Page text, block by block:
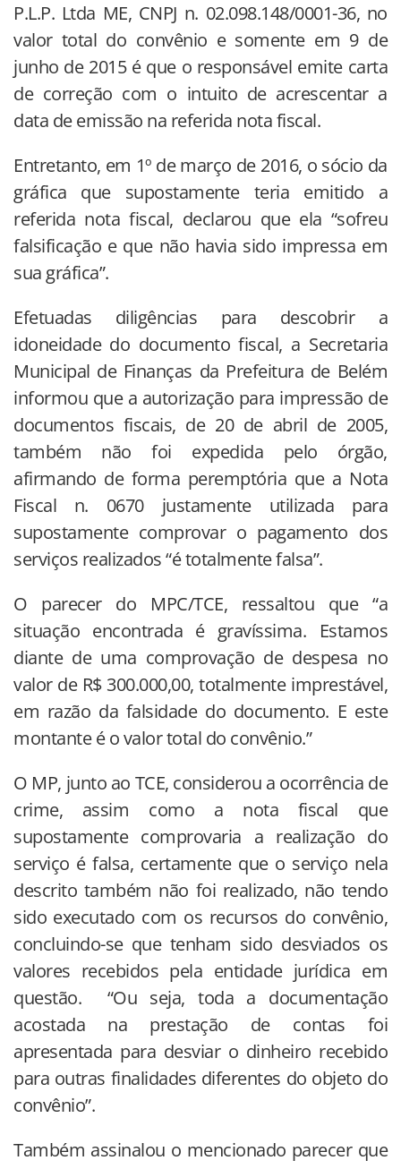
P.L.P. Ltda ME, CNPJ n. 02.098.148/0001-36, no
valor total do convênio e somente em 9 de
junho de 2015 é que o responsável emite carta
de correção com o intuito de acrescentar a
data de emissão na referida nota fiscal.
Entretanto, em 1º de março de 2016, o sócio da
gráfica que supostamente teria emitido a
referida nota fiscal, declarou que ela “sofreu
falsificação e que não havia sido impressa em
sua gráfica”.
Efetuadas diligências para descobrir a
idoneidade do documento fiscal, a Secretaria
Municipal de Finanças da Prefeitura de Belém
informou que a autorização para impressão de
documentos fiscais, de 20 de abril de 2005,
também não foi expedida pelo órgão,
afirmando de forma peremptória que a Nota
Fiscal n. 0670 justamente utilizada para
supostamente comprovar o pagamento dos
serviços realizados “é totalmente falsa”.
O parecer do MPC/TCE, ressaltou que “a
situação encontrada é gravíssima. Estamos
diante de uma comprovação de despesa no
valor de R$ 300.000,00, totalmente imprestável,
em razão da falsidade do documento. E este
montante é o valor total do convênio.”
O MP, junto ao TCE, considerou a ocorrência de
crime, assim como a nota fiscal que
supostamente comprovaria a realização do
serviço é falsa, certamente que o serviço nela
descrito também não foi realizado, não tendo
sido executado com os recursos do convênio,
concluindo-se que tenham sido desviados os
valores recebidos pela entidade jurídica em
questão. “Ou seja, toda a documentação
acostada na prestação de contas foi
apresentada para desviar o dinheiro recebido
para outras finalidades diferentes do objeto do
convênio”.
Também assinalou o mencionado parecer que